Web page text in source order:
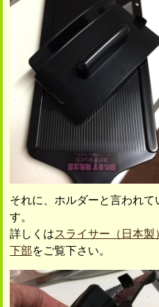
それに、ホルダーと言われ
す。
詳しくはスライサー（日本
下部をご覧下さい。